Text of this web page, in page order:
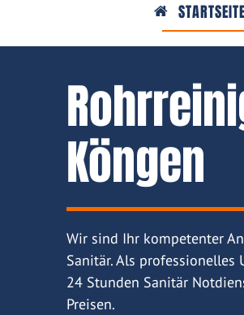
STARTSEITE
Köngen
Wir sind Ihr kompetenter
Sanitär. Als
24 Stunden Sanitär
Preisen.